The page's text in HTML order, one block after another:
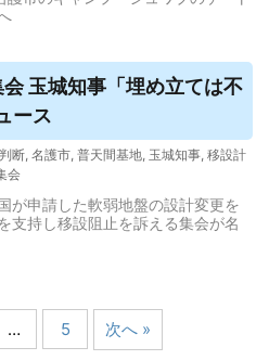
玉城知事「埋め立ては不
ース
判断, 名護市, 普天間基地, 玉城知事, 移設計
会
が申請した軟弱地盤の設計変更を
支持し移設阻止を訴える集会が名
… 5 次へ »